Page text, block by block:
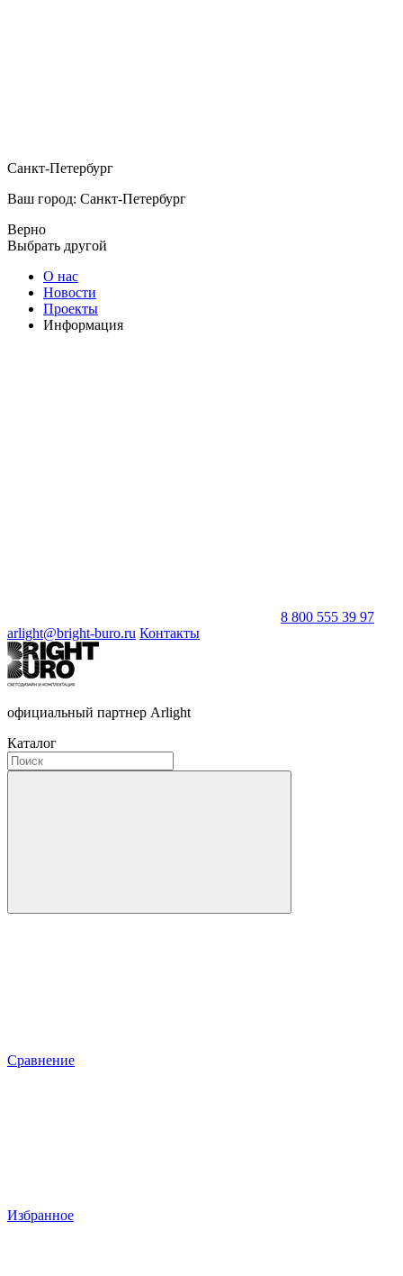
Санкт-Петербург
Ваш город: Санкт-Петербург
Верно
Выбрать другой
О нас
Новости
Проекты
Информация
8 800 555 39 97
arlight@bright-buro.ru Контакты
официальный партнер Arlight
Каталог
Сравнение
Избранное